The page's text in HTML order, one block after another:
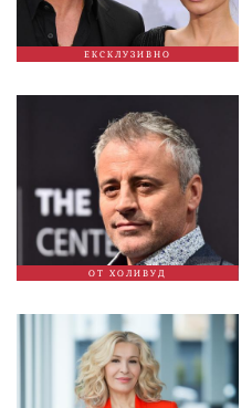
ЕКСКЛУЗИВНО
ОТ ХОЛИВУД